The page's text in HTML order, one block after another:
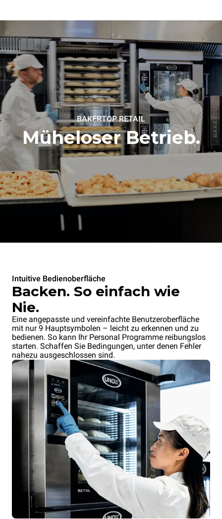
BAKERTOP RETAIL
Müheloser Betrieb.
Intuitive Bedienoberfläche
Backen. So einfach wie
Nie.
Eine angepasste und vereinfachte Benutzeroberfläche
mit nur 9 Hauptsymbolen – leicht zu erkennen und zu
bedienen. So kann Ihr Personal Programme reibungslos
starten. Schaffen Sie Bedingungen, unter denen Fehler
nahezu ausgeschlossen sind.